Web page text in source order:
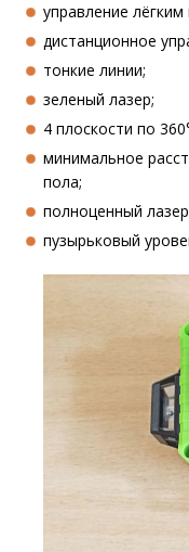
управление лёгким
дистанционное
тонкие линии;
зеленый лазер;
4 плоскости по
минимальное
пола;
полноценный
пузырьковый